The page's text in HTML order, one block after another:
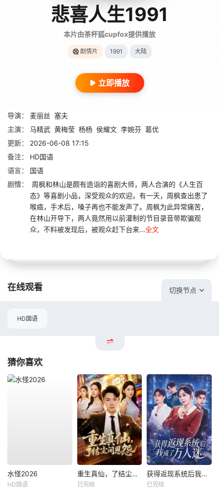
悲喜人生1991
本片由茶杯狐cupfox提供播放
剧情片 1991 大陆
立即播放
导演： 麦丽丝 塞夫
主演：
马精武 黄梅莹 杨杨 侯耀文 李婉芬 葛优
更新：
2026-06-08 17:15
备注：
HD国语
语言：
国语
剧情：
周枫和林山是颇有造诣的喜剧大师，两人合演的《人生百
态》等喜剧小品，深受观众的欢迎。有一天，周枫查出患了
喉癌，手术后，嗓子再也不能发声了。周枫为此异常痛苦，
在林山开导下，两人竟然用以前灌制的节目录音带欺骗观
众，不料被发现后，被观众赶下台来...全文
在线观看 切换节点
HD国语
猜你喜欢
水怪2026
HD国语
重生真仙，了结尘间恩怨
已完结
获得返现系统后我成了万人迷
已完结